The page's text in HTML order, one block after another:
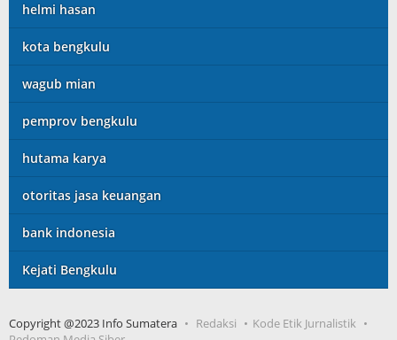
helmi hasan
kota bengkulu
wagub mian
pemprov bengkulu
hutama karya
otoritas jasa keuangan
bank indonesia
Kejati Bengkulu
Copyright @2023 Info Sumatera Redaksi
Kode Etik Jurnalistik